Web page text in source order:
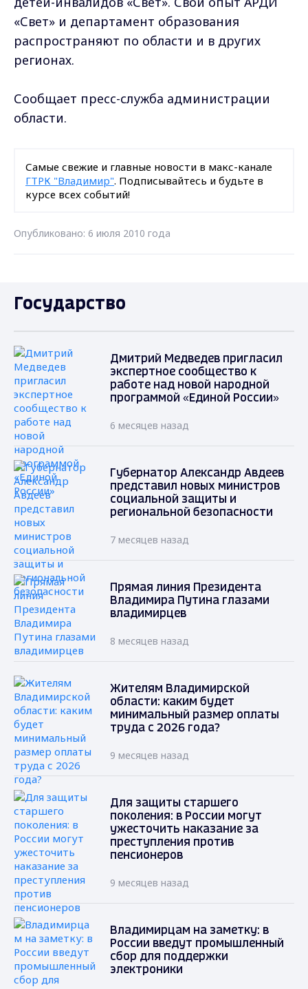
«Свет» и департамент образования
распространяют по области и в других
регионах.
Сообщает пресс-служба администрации
области.
Самые свежие и главные новости в макс-канале
ГТРК "Владимир". Подписывайтесь и будьте в
курсе всех событий!
Опубликовано: 6 июля 2010 года
Государство
Дмитрий Медведев пригласил
экспертное сообщество к
работе над новой народной
программой «Единой России»
6 месяцев назад
Губернатор Александр Авдеев
представил новых министров
социальной защиты и
региональной безопасности
7 месяцев назад
Прямая линия Президента
Владимира Путина глазами
владимирцев
8 месяцев назад
Жителям Владимирской
области: каким будет
минимальный размер оплаты
труда с 2026 года?
9 месяцев назад
Для защиты старшего
поколения: в России могут
ужесточить наказание за
преступления против
пенсионеров
9 месяцев назад
Владимирцам на заметку: в
России введут промышленный
сбор для поддержки
электроники